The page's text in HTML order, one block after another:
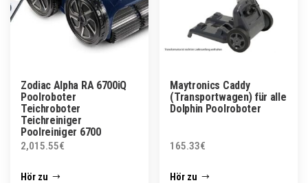
Zodiac Alpha RA 6700iQ
Poolroboter
Teichroboter
Teichreiniger
Poolreiniger 6700
2,015.55€
Hör zu
Maytronics Caddy
(Transportwagen) für alle
Dolphin Poolroboter
165.33€
Hör zu